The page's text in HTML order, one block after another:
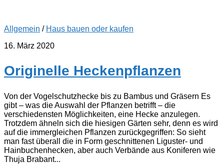
Allgemein / Haus bauen oder kaufen
16. März 2020
Originelle Heckenpflanzen
Von der Vogelschutzhecke bis zu Bambus und Gräsern Es
gibt – was die Auswahl der Pflanzen betrifft – die
verschiedensten Möglichkeiten, eine Hecke anzulegen.
Trotzdem ähneln sich die hiesigen Gärten sehr, denn es wird
auf die immergleichen Pflanzen zurückgegriffen: So sieht
man fast überall die in Form geschnittenen Liguster- und
Hainbuchenhecken, aber auch Verbände aus Koniferen wie
Thuja Brabant...